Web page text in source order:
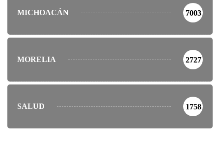
MICHOACÁN 7003
MORELIA 2727
SALUD 1758